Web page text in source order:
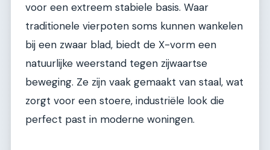
voor een extreem stabiele basis. Waar
traditionele vierpoten soms kunnen wankelen
bij een zwaar blad, biedt de X-vorm een
natuurlijke weerstand tegen zijwaartse
beweging. Ze zijn vaak gemaakt van staal, wat
zorgt voor een stoere, industriële look die
perfect past in moderne woningen.